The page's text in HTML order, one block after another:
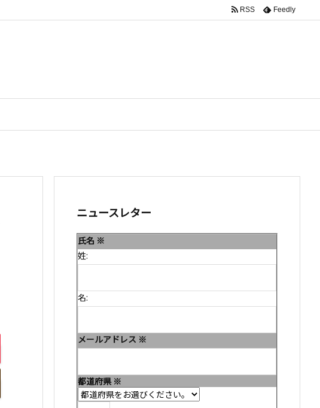
RSS Feedly
ニュースレター
氏名 ※
姓:
名:
メールアドレス ※
都道府県 ※